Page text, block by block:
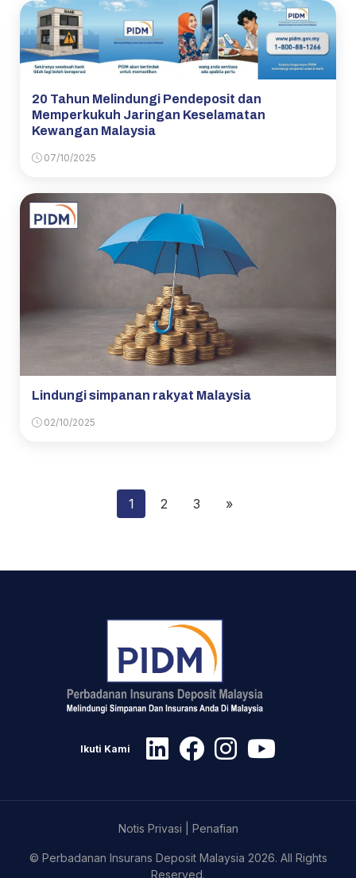
20 Tahun Melindungi Pendeposit dan
Memperkukuh Jaringan Keselamatan
Kewangan Malaysia
07/10/2025
Lindungi simpanan rakyat Malaysia
02/10/2025
1 2 3 »
Ikuti Kami
Notis Privasi Penafian
© Perbadanan Insurans Deposit Malaysia 2026. All Rights
Reserved.